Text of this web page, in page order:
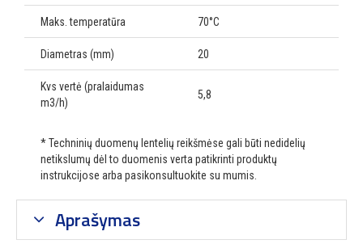
Maks. temperatūra 70°C
Diametras (mm) 20
Kvs vertė (pralaidumas
m3/h)
5,8
* Techninių duomenų lentelių reikšmėse gali būti nedidelių
netikslumų dėl to duomenis verta patikrinti produktų
instrukcijose arba pasikonsultuokite su mumis.
Aprašymas